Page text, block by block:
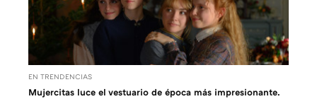
EN TRENDENCIAS
Mujercitas luce el vestuario de época más impresionante.